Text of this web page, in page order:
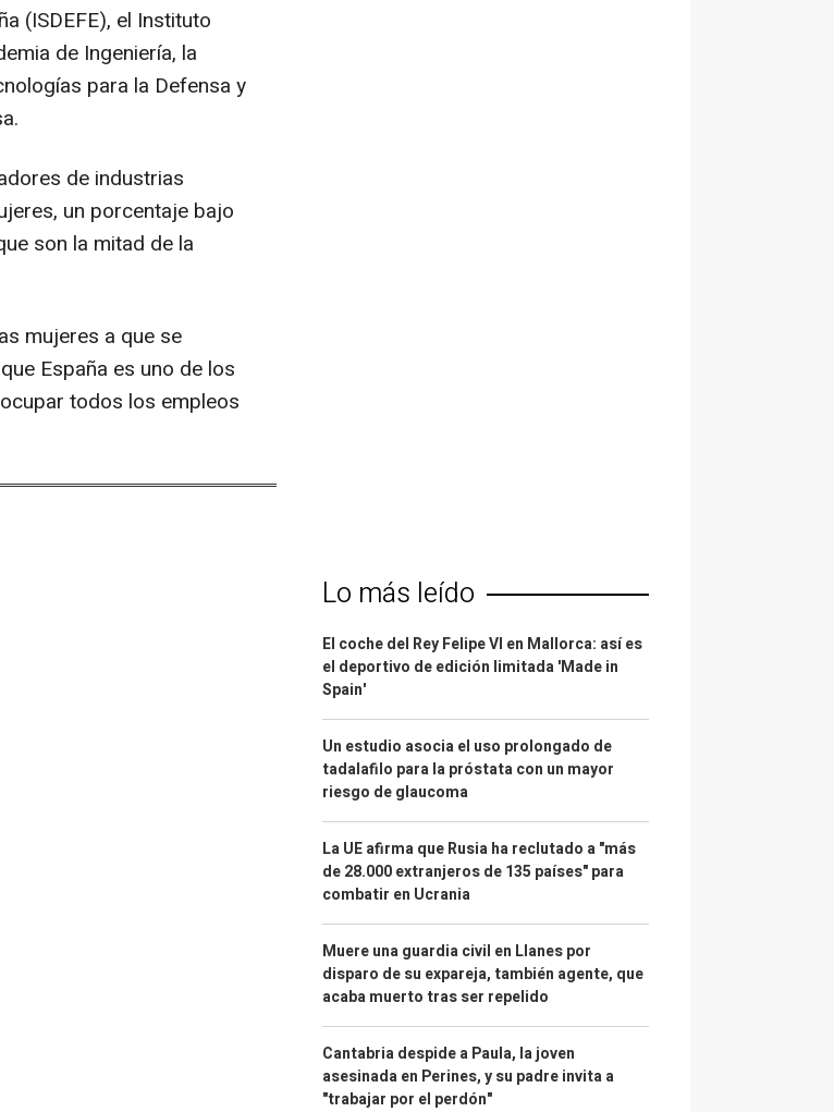
(ISDEFE), el Instituto
de Ingeniería, la
para la Defensa y
de industrias
un porcentaje bajo
son la mitad de la
mujeres a que se
España es uno de los
todos los empleos
Lo más leído
El coche del Rey Felipe VI en Mallorca: así es
el deportivo de edición limitada 'Made in
Spain'
Un estudio asocia el uso prolongado de
tadalafilo para la próstata con un mayor
riesgo de glaucoma
La UE afirma que Rusia ha reclutado a "más
de 28.000 extranjeros de 135 países" para
combatir en Ucrania
Muere una guardia civil en Llanes por
disparo de su expareja, también agente, que
acaba muerto tras ser repelido
Cantabria despide a Paula, la joven
asesinada en Perines, y su padre invita a
"trabajar por el perdón"